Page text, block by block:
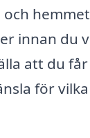
innan du
att du
för